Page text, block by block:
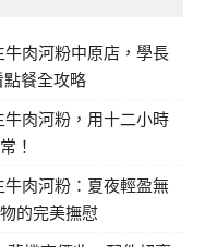
肉河粉中原店，學長
餐全攻略
肉河粉，用十二小時
！
肉河粉：夏夜輕盈無
的完美撫慰